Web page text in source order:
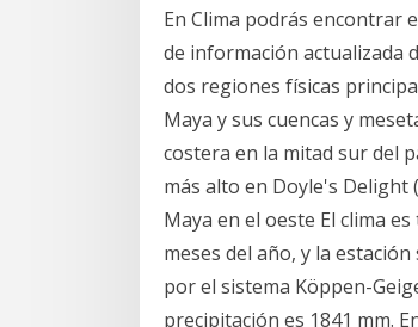
En Clima podrás encontrar
de información actualizada
dos regiones físicas
Maya y sus cuencas y
costera en la mitad sur del
más alto en Doyle's Delight
Maya en el oeste El clima
meses del año, y la
por el sistema Köppen-
precipitación es 1841 mm.